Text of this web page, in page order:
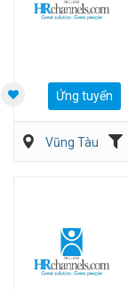
Ứng tuyển
Vũng Tàu